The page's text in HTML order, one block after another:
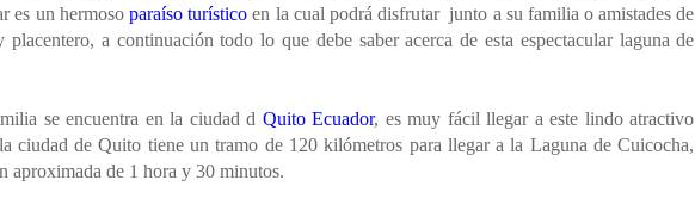
es un hermoso paraíso turístico en la cual podrá disfrutar junto a su familia o amistades de
a continuación todo lo que debe saber acerca de esta espectacular laguna de
se encuentra en la ciudad d Quito Ecuador, es muy fácil llegar a este lindo atractivo
ciudad de Quito tiene un tramo de 120 kilómetros para llegar a la Laguna de Cuicocha,
aproximada de 1 hora y 30 minutos.